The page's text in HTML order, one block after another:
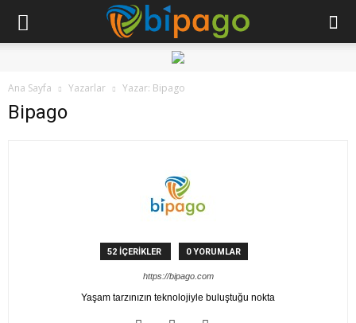
Ana Sayfa Yazarlar Yazar: Bipago
Bipago
52 İÇERİKLER 0 YORUMLAR
https://bipago.com
Yaşam tarzınızın teknolojiyle buluştuğu nokta